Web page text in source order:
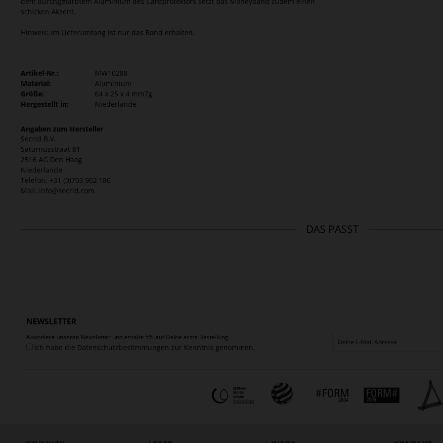
schicken Akzent.
Hinweis: Im Lieferumfang ist nur das Band erhalten.
Artikel-Nr.:
MW10288
Material:
Aluminium
Größe:
64 x 25 x 4 mm7g
Hergestellt in:
Niederlande
Angaben zum Hersteller
Secrid B.V.
Saturnusstraat 81
2516 AG Den Haag
Niederlande
Telefon: +31 (0)703 902 180
Mail: info@secrid.com
DAS PASST
NEWSLETTER
Abonniere unseren Newsletter und erhalte 5% auf Deine erste Bestellung.
Ich habe die Datenschutzbestimmungen zur Kenntnis genommen.